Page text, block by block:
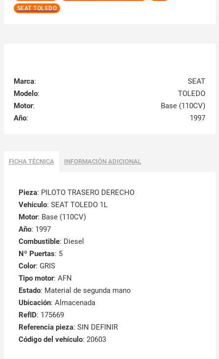
SEAT TOLEDO
Marca:
SEAT
Modelo:
TOLEDO
Motor:
Base (110CV)
Año: 1997
FICHA TÉCNICA INFORMACIÓN ADICIONAL
Pieza: PILOTO TRASERO DERECHO
Vehículo: SEAT TOLEDO 1L
Motor: Base (110CV)
Año: 1997
Combustible: Diesel
Nº Puertas: 5
Color: GRIS
Tipo motor: AFN
Estado: Material de segunda mano
Ubicación: Almacenada
RefID: 175669
Referencia pieza: SIN DEFINIR
Código del vehículo: 20603